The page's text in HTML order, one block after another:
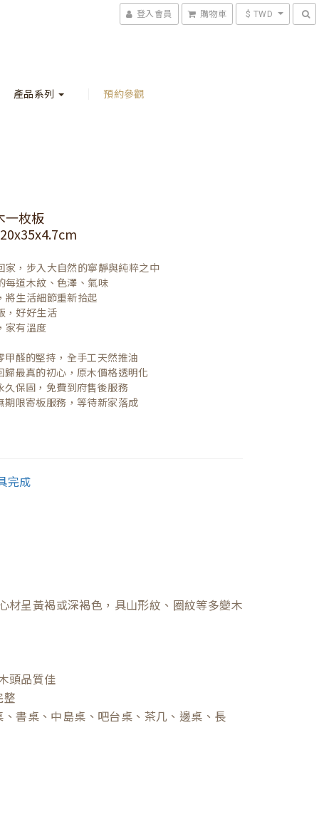
登入會員 購物車 $ TWD
產品系列 預約參觀
一枚板
家，步入大自然的寧靜與純粹之中
每道木紋、色澤、氣味
將生活細節重新拾起
，好好生活
家有溫度
醛的堅持，全手工天然推油
最真的初心，原木價格透明化
保固，免費到府售後服務
限寄板服務，等待新家落成
材呈黃褐或深褐色，具山形紋、圈紋等多變木
頭品質佳
整
書桌、中島桌、吧台桌、茶几、邊桌、長